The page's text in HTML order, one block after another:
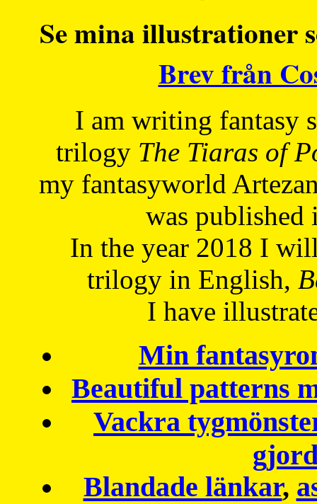
Se mina illustrationer
Brev från
I am writing fantasy
trilogy The Tiaras of
my fantasyworld
was published
In the year 2018 I
trilogy in English,
I have
Min
Beautiful patterns
Vackra
Blandade länkar,